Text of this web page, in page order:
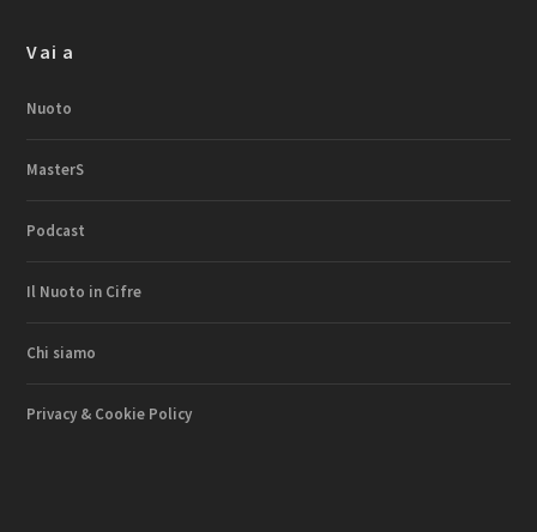
Vai a
Nuoto
MasterS
Podcast
Il Nuoto in Cifre
Chi siamo
Privacy & Cookie Policy